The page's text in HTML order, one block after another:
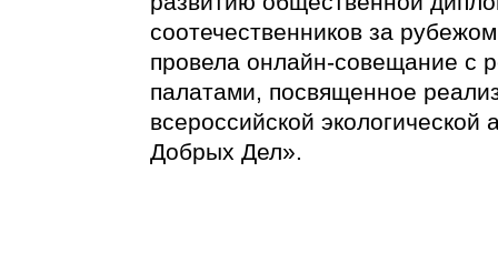
соотечественников за
провела онлайн-совещание с
палатами, посвященное
всероссийской
Добрых Дел».